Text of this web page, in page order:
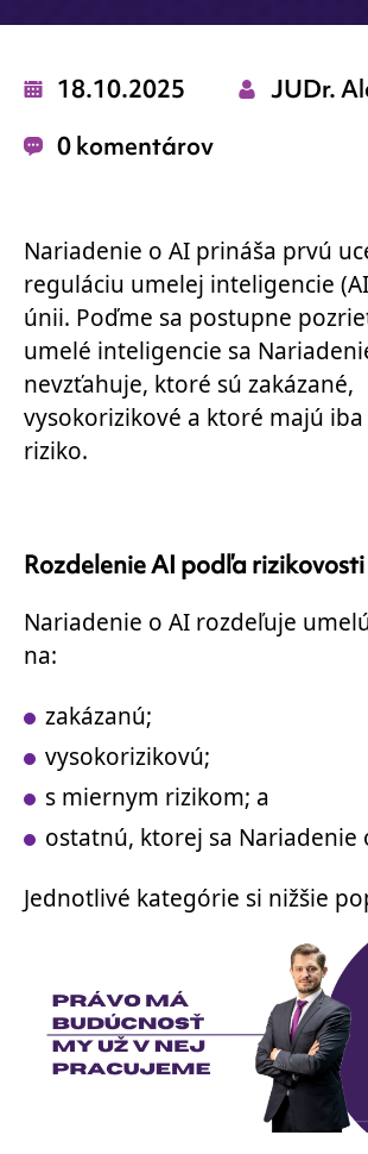
18.10.2025
JUDr.
0 komentárov
Nariadenie o AI prináša prvú
reguláciu umelej inteligencie
únii. Poďme sa postupne
umelé inteligencie sa
nevzťahuje, ktoré sú zakázané,
vysokorizikové a ktoré majú
riziko.
Rozdelenie AI podľa rizikovosti
Nariadenie o AI rozdeľuje
na:
zakázanú;
vysokorizikovú;
s miernym rizikom; a
ostatnú, ktorej sa Nariadenie
Jednotlivé kategórie si nižšie